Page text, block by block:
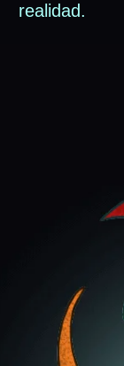
realidad.